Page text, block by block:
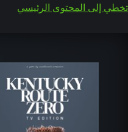
تخطي إلى المحتوى الرئيسي